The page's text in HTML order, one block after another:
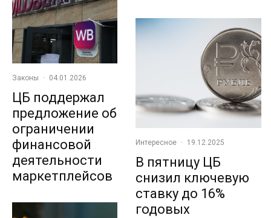
Законы · 04.01.2026
ЦБ поддержал
предложение об
ограничении
финансовой
деятельности
маркетплейсов
Интересное · 19.12.2025
В пятницу ЦБ
снизил ключевую
ставку до 16%
годовых